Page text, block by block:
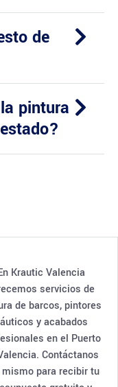
de
pintura
Krautic Valencia
servicios de
de barcos, pintores
y acabados
en el Puerto
Contáctanos
mismo para recibir tu